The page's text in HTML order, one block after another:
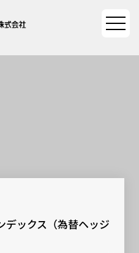
て
デックス（為替ヘッジ